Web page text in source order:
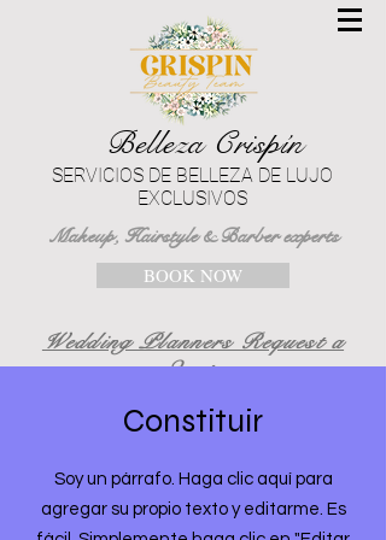
Belleza Crispín
SERVICIOS DE BELLEZA DE LUJO
EXCLUSIVOS
Makeup, Hairstyle & Barber experts
BOOK NOW
Wedding Planners Request a
Quote
Constituir
Soy un párrafo. Haga clic aquí para
agregar su propio texto y editarme. Es